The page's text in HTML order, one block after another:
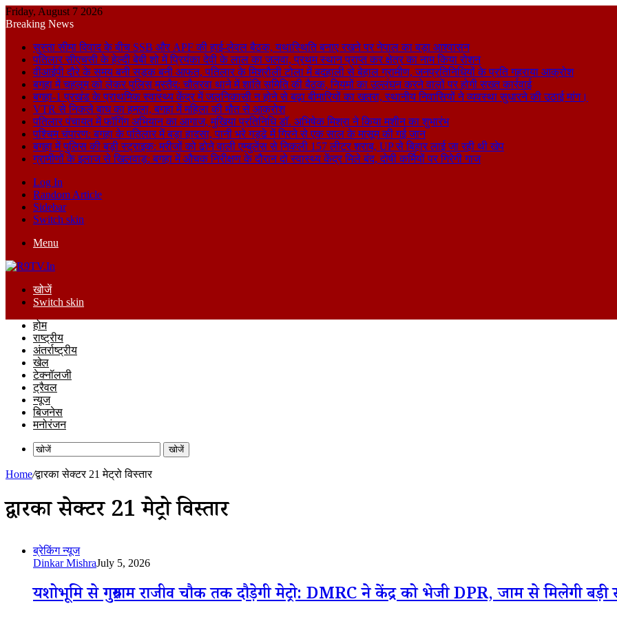
Friday, August 7 2026
Breaking News
सुस्ता सीमा विवाद के बीच SSB और APF की हाई-लेवल बैठक, यथास्थिति बनाए रखने पर नेपाल का बड़ा आश्वासन
पतिलार सीएचसी के हेल्दी बेबी शो में प्रियंका देवी के लाल का जलवा, प्रथम स्थान प्राप्त कर क्षेत्र का नाम किया रोशन
वीआईपी दौरे के समय बनी सड़क बनी आफत, पतिलार के मिश्रौली टोला में बदहाली से बेहाल ग्रामीण, जनप्रतिनिधियों के प्रति गहराया आक्रोश
बगहा में चहलूम को लेकर पुलिस मुस्तैद: चौतरवा थाने में शांति समिति की बैठक, नियमों का उल्लंघन करने वालों पर होगी सख्त कार्रवाई
बगहा-1 प्रखंड के प्राथमिक स्वास्थ्य केंद्र में जलनिकासी न होने से बढ़ा बीमारियों का खतरा, स्थानीय निवासियों ने व्यवस्था सुधारने की उठाई मांग।
VTR से निकले बाघ का हमला, बगहा में महिला की मौत से आक्रोश
पतिलार पंचायत में फॉगिंग अभियान का आगाज, मुखिया प्रतिनिधि डॉ. अभिषेक मिश्रा ने किया मशीन का शुभारंभ
पश्चिम चंपारण: बगहा के पतिलार में बड़ा हादसा, पानी भरे गड्ढे में गिरने से एक साल के मासूम की गई जान
बगहा में पुलिस की बड़ी स्ट्राइक: मरीजों को ढोने वाली एम्बुलेंस से निकली 157 लीटर शराब, UP से बिहार लाई जा रही थी खेप
ग्रामीणों के इलाज से खिलवाड़: बगहा में औचक निरीक्षण के दौरान दो स्वास्थ्य केंद्र मिले बंद, दोषी कर्मियों पर गिरेगी गाज
Log In
Random Article
Sidebar
Switch skin
Menu
खोजें
Switch skin
होम
राष्ट्रीय
अंतर्राष्ट्रीय
खेल
टेक्नॉलजी
ट्रैवल
न्यूज
बिजनेस
मनोरंजन
खोजें
Home/द्वारका सेक्टर 21 मेट्रो विस्तार
द्वारका सेक्टर 21 मेट्रो विस्तार
ब्रेकिंग न्यूज
Dinkar MishraJuly 5, 2026
यशोभूमि से गुरुग्राम राजीव चौक तक दौड़ेगी मेट्रो: DMRC ने केंद्र को भेजी DPR, जाम से मिलेगी बड़ी